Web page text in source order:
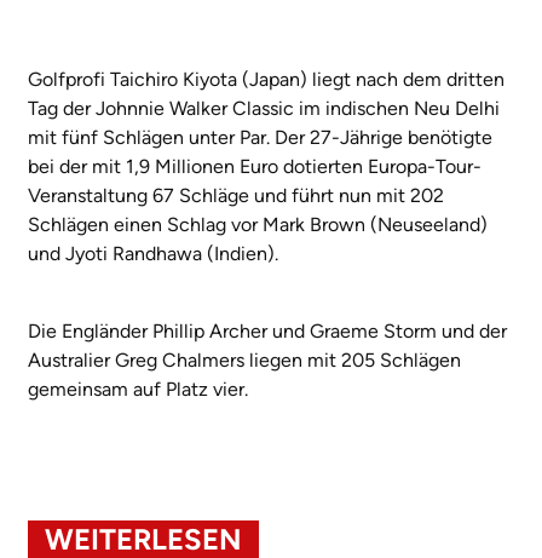
Golfprofi Taichiro Kiyota (Japan) liegt nach dem dritten
Tag der Johnnie Walker Classic im indischen Neu Delhi
mit fünf Schlägen unter Par. Der 27-Jährige benötigte
bei der mit 1,9 Millionen Euro dotierten Europa-Tour-
Veranstaltung 67 Schläge und führt nun mit 202
Schlägen einen Schlag vor Mark Brown (Neuseeland)
und Jyoti Randhawa (Indien).
Die Engländer Phillip Archer und Graeme Storm und der
Australier Greg Chalmers liegen mit 205 Schlägen
gemeinsam auf Platz vier.
WEITERLESEN